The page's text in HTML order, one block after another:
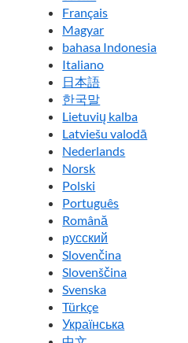
Français
Magyar
bahasa Indonesia
Italiano
日本語
한국말
Lietuvių kalba
Latviešu valodā
Nederlands
Norsk
Polski
Português
Română
pусский
Slovenčina
Slovenščina
Svenska
Türkçe
Українська